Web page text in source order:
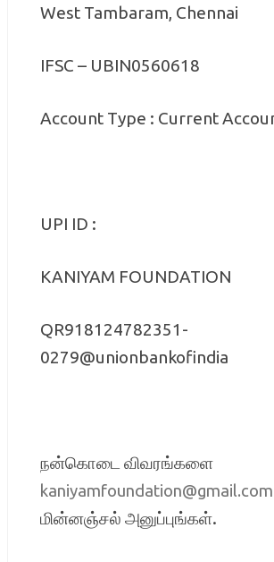
West Tambaram, Chennai
IFSC – UBIN0560618
Account Type : Current
UPI ID :
KANIYAM FOUNDATION
QR918124782351-
0279@unionbankofindia
நன்கொடை விவரங்களை
kaniyamfoundation@gmail.com
மின்னஞ்சல் அனுப்புங்கள்.